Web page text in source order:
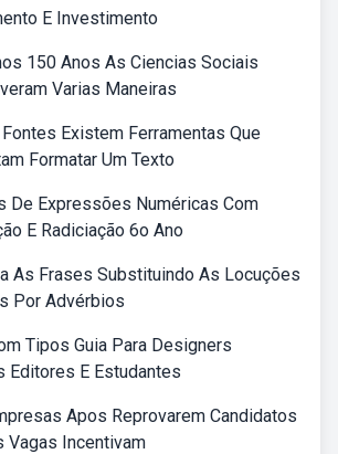
E Investimento
150 Anos As Ciencias Sociais
Varias Maneiras
Fontes Existem Ferramentas Que
Formatar Um Texto
De Expressões Numéricas Com
E Radiciação 6o Ano
As Frases Substituindo As Locuções
Por Advérbios
Tipos Guia Para Designers
Editores E Estudantes
Apos Reprovarem Candidatos
Vagas Incentivam